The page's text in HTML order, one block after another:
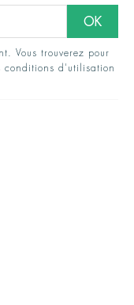
Vous trouverez pour
conditions d'utilisation